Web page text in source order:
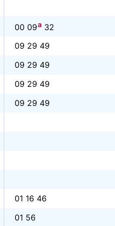
00 09a32
09 29 49
09 29 49
09 29 49
09 29 49
01 16 46
01 56